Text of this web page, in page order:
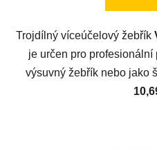
Trojdílný víceúčelový žebřík
je určen pro
výsuvný žebřík nebo jako